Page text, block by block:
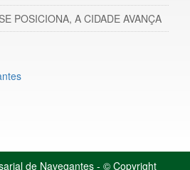
POSICIONA, A CIDADE AVANÇA
de Navegantes - © Copyright